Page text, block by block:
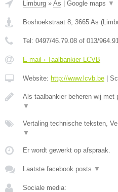
Limburg » As Google maps ▼
Boshoekstraat 8, 3665 As (
Tel: 0497/46.79.08 of 013/
E-mail › Taalbankier LCVB
Website: http://www.lcvb.be
Als taalbankier beheren wij
▼
Vertaling technische teksten,
▼
Er wordt gewerkt op afspraak.
Laatste facebook posts ▼
Sociale media: